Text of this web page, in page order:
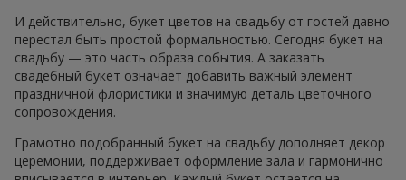
И действительно, букет цветов на свадьбу от гостей давно
перестал быть простой формальностью. Сегодня букет на
свадьбу — это часть образа события. А заказать
свадебный букет означает добавить важный элемент
праздничной флористики и значимую деталь цветочного
сопровождения.
Грамотно подобранный букет на свадьбу дополняет декор
церемонии, поддерживает оформление зала и гармонично